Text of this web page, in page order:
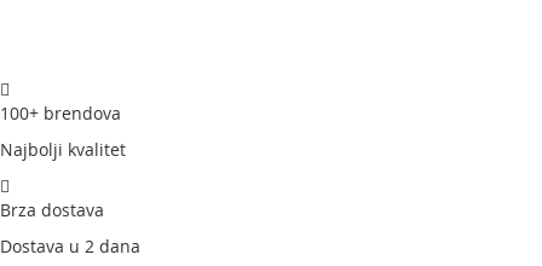
100+ brendova
Najbolji kvalitet
Brza dostava
Dostava u 2 dana